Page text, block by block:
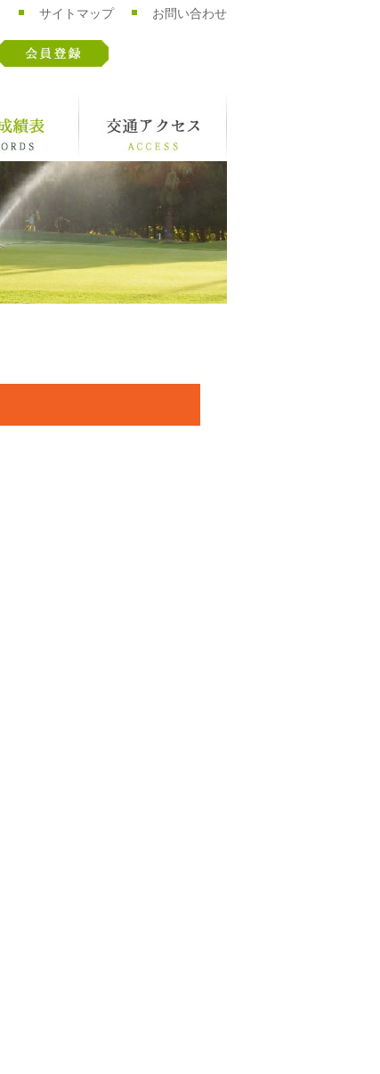
サイトマップ お問い合わせ